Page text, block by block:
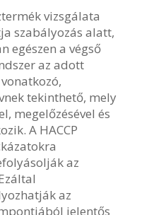
vizsgálata
szabályozás alatt,
egészen a végső
az adott
tekinthető, mely
megelőzésével és
A HACCP
az
az
jelentős